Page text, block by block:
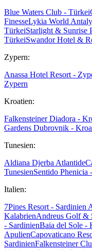
Blue Waters Club - Türkei
FinesseLykia World
TürkeiStarlight & Sunrise
TürkeiSwandor Hotel &
Zypern:
Anassa Hotel Resort -
Zypern
Kroatien:
Falkensteiner Diadora -
Gardens Dubrovnik -
Tunesien:
Aldiana Djerba Atlantide
TunesienSentido Phenicia
Italien:
7Pines Resort - Sardinien
KalabrienAndreus Golf &
- SardinienBaia del Sole -
ApulienCapovaticano
SardinienFalkensteiner